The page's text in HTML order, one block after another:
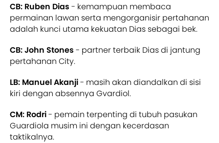
CB: Ruben Dias - kemampuan membaca
permainan lawan serta mengorganisir pertahanan
adalah kunci utama kekuatan Dias sebagai bek.
CB: John Stones - partner terbaik Dias di jantung
pertahanan City.
LB: Manuel Akanji- masih akan diandalkan di sisi
kiri dengan absennya Gvardiol.
CM: Rodri- pemain terpenting di tubuh pasukan
Guardiola musim ini dengan kecerdasan
taktikalnya.